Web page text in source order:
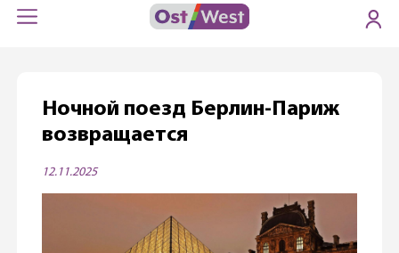
Ночной поезд Берлин-Париж
возвращается
12.11.2025